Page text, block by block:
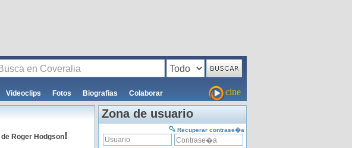
Videoclips Fotos Biografias Colaborar cine
de Roger Hodgson!
Zona de usuario
Recuperar contrase�a